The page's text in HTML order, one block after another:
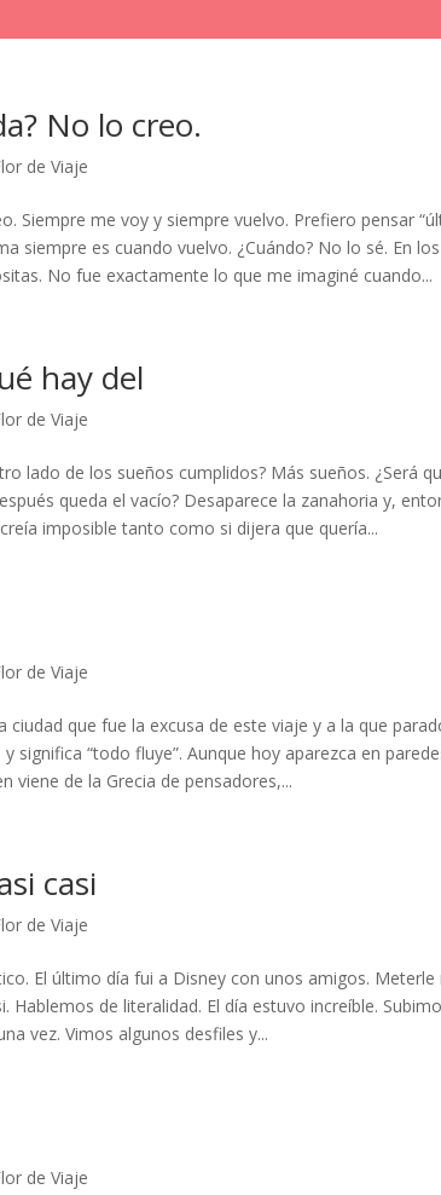
No lo creo.
de Viaje
Siempre me voy y siempre vuelvo. Prefiero pensar
siempre es cuando vuelvo. ¿Cuándo? No lo sé. En
No fue exactamente lo que me imaginé cuando...
hay del
de Viaje
lado de los sueños cumplidos? Más sueños. ¿Será
queda el vacío? Desaparece la zanahoria y,
imposible tanto como si dijera que quería...
de Viaje
ciudad que fue la excusa de este viaje y a la que
significa “todo fluye”. Aunque hoy aparezca en
viene de la Grecia de pensadores,...
casi
de Viaje
El último día fui a Disney con unos amigos. Meterle
Hablemos de literalidad. El día estuvo increíble.
vez. Vimos algunos desfiles y...
de Viaje